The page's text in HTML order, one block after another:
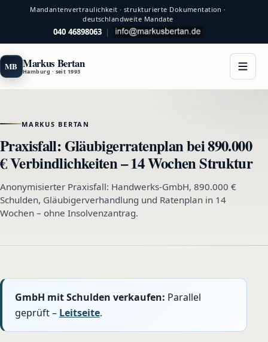
Mandantenvertraulichkeit · strukturierte Dokumentation ·
deutschlandweite Mandate
040 46898063 |
MB Markus Bertan
Hamburg · seit 1993
MARKUS BERTAN
Praxisfall: Gläubigerratenplan bei 890.000
€ Verbindlichkeiten – 14 Wochen Struktur
Anonymisierter Praxisfall: Handwerks-GmbH, 890.000 €
Schulden, Gläubigerverhandlung und Ratenplan in 14
Wochen – ohne Insolvenzantrag.
GmbH mit Schulden verkaufen: Parallel
geprüft – Leitseite.